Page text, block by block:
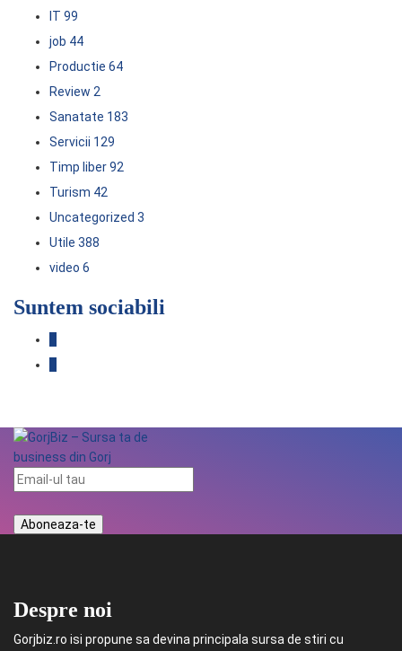
IT 99
job 44
Productie 64
Review 2
Sanatate 183
Servicii 129
Timp liber92
Turism 42
Uncategorized 3
Utile 388
video 6
Suntem sociabili
Despre noi
Gorjbiz.ro isi propune sa devina principala sursa de stiri cu